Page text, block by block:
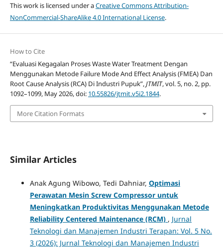
This work is licensed under aCreative Commons Attribution-
NonCommercial-ShareAlike 4.0 International License.
How to Cite
“Evaluasi Kegagalan Proses Waste Water Treatment Dengan
Menggunakan Metode Failure Mode And Effect Analysis (FMEA) Dan
Root Cause Analysis (RCA) Di Industri Pupuk”,JTMIT, vol. 5, no. 2, pp.
1092–1099, May 2026, doi: 10.55826/jtmit.v5i2.1844.
More Citation Formats
Similar Articles
Anak Agung Wibowo, Tedi Dahniar, Optimasi
Perawatan Mesin Screw Compressor untuk
Meningkatkan Produktivitas Menggunakan Metode
Reliability Centered Maintenance (RCM) , Jurnal
Teknologi dan Manajemen Industri Terapan: Vol. 5 No.
3 (2026): Jurnal Teknologi dan Manajemen Industri